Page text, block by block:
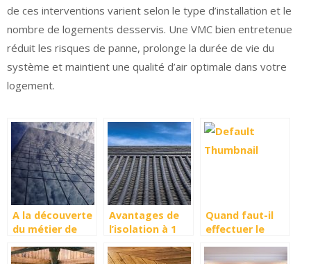
de ces interventions varient selon le type d’installation et le
nombre de logements desservis. Une VMC bien entretenue
réduit les risques de panne, prolonge la durée de vie du
système et maintient une qualité d’air optimale dans votre
logement.
A la découverte
du métier de
miroitier ?
Avantages de
l’isolation à 1
Quand faut-il
effectuer le